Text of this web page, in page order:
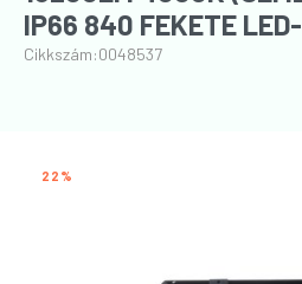
IP66 840 FEKETE
Cikkszám:0048537
22